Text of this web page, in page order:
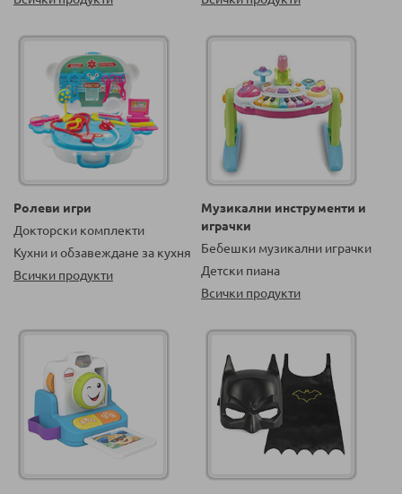
Ролеви игри
Докторски комплекти
Кухни и обзавеждане за кухня
Всички продукти
Музикални инструменти и
играчки
Бебешки музикални играчки
Детски пиана
Всички продукти